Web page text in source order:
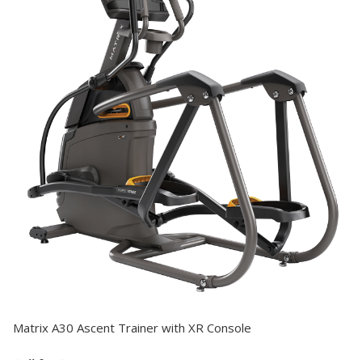
Matrix A30 Ascent Trainer with XR Console